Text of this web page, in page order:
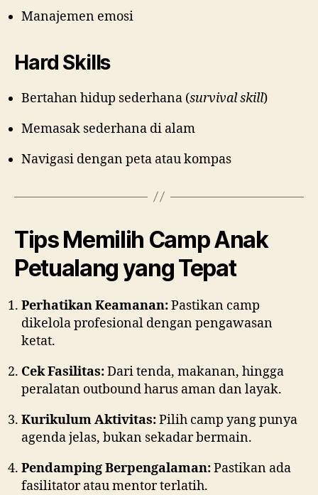
Manajemen emosi
Hard Skills
Bertahan hidup sederhana (survival skill)
Memasak sederhana di alam
Navigasi dengan peta atau kompas
Tips Memilih Camp Anak
Petualang yang Tepat
Perhatikan Keamanan:Pastikan camp
dikelola profesional dengan pengawasan
ketat.
Cek Fasilitas:Dari tenda, makanan, hingga
peralatan outbound harus aman dan layak.
Kurikulum Aktivitas:Pilih camp yang punya
agenda jelas, bukan sekadar bermain.
Pendamping Berpengalaman:Pastikan ada
fasilitator atau mentor terlatih.